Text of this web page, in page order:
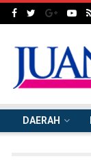
DAERAH